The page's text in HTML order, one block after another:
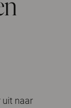
uit naar